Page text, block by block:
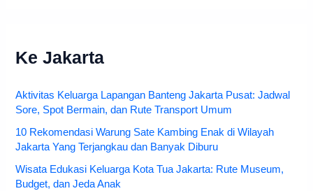
Ke Jakarta
Aktivitas Keluarga Lapangan Banteng Jakarta Pusat: Jadwal
Sore, Spot Bermain, dan Rute Transport Umum
10 Rekomendasi Warung Sate Kambing Enak di Wilayah
Jakarta Yang Terjangkau dan Banyak Diburu
Wisata Edukasi Keluarga Kota Tua Jakarta: Rute Museum,
Budget, dan Jeda Anak